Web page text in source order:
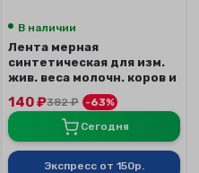
В наличии
Лента мерная
синтетическая для изм.
жив. веса молочн. коров и
телят по породам
140₽382₽
-63%
Сегодня
Экспресс от 150р.